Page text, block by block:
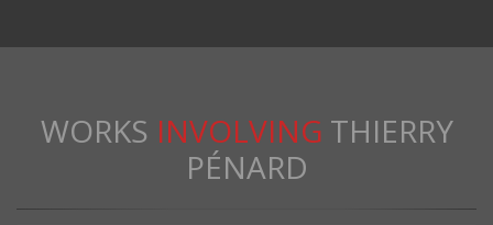
WORKS INVOLVING THIERRY
PÉNARD